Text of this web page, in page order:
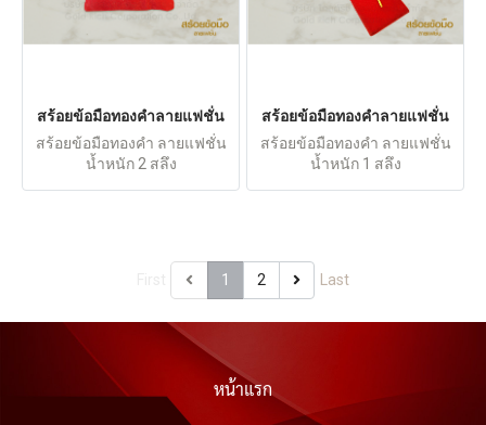
สร้อยข้อมือทองคำลายแฟชั่น
สร้อยข้อมือทองคำ ลายแฟชั่น
น้ำหนัก 2 สลึง
สร้อยข้อมือทองคำลายแฟชั่น
สร้อยข้อมือทองคำ ลายแฟชั่น
น้ำหนัก 1 สลึง
1 2 Last
หน้าแรก